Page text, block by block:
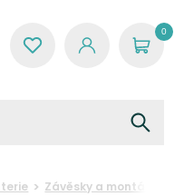
0
Závěsky a montáže